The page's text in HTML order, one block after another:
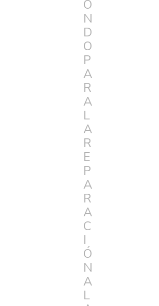
O
N
D
O
P
A
R
A
L
A
R
E
P
A
R
A
C
I
Ó
N
A
L